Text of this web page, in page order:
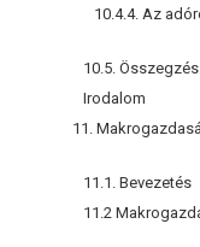
10.5. Összegzés
Irodalom
11.1. Bevezetés